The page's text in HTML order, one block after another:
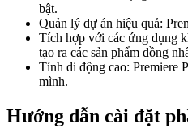
bật.
Quản lý dự án hiệu quả:
Tích hợp với các ứng dụng
tạo ra các sản phẩm đồng
Tính di động cao: Premiere
mình.
Hướng dẫn cài đặt